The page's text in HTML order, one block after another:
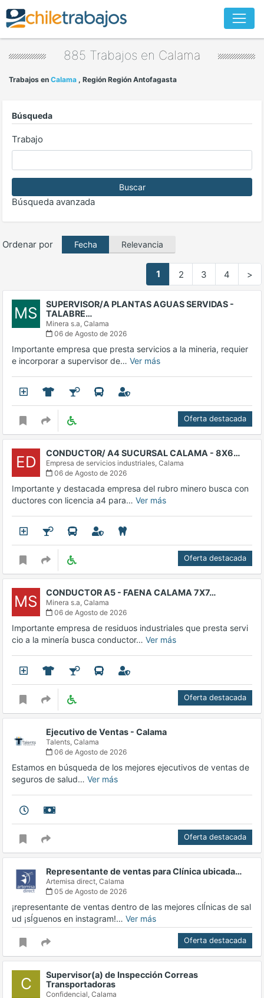
Trabajos en Calama , Región Región Antofagasta
885 Trabajos en Calama
Búsqueda
Trabajo
Buscar
Búsqueda avanzada
Ordenar por Fecha Relevancia
1 2 3 4 >
MS
SUPERVISOR/A PLANTAS AGUAS SERVIDAS -
TALABRE…
Minera s.a, Calama
06 de Agosto de 2026
Importante empresa que presta servicios a la mineria, requier
e incorporar a supervisor de… Ver más
Oferta destacada
ED CONDUCTOR/ A4 SUCURSAL CALAMA - 8X6…
Empresa de servicios industriales, Calama
06 de Agosto de 2026
Importante y destacada empresa del rubro minero busca con
ductores con licencia a4 para… Ver más
Oferta destacada
MS CONDUCTOR A5 - FAENA CALAMA 7X7…
Minera s.a, Calama
06 de Agosto de 2026
Importante empresa de residuos industriales que presta servi
cio a la minería busca conductor… Ver más
Oferta destacada
Ejecutivo de Ventas - Calama
Talents, Calama
06 de Agosto de 2026
Estamos en búsqueda de los mejores ejecutivos de ventas de
seguros de salud… Ver más
Oferta destacada
Representante de ventas para Clínica ubicada…
Artemisa direct, Calama
05 de Agosto de 2026
¡representante de ventas dentro de las mejores clÍnicas de sal
ud ¡sÍguenos en instagram!… Ver más
Oferta destacada
C
Supervisor(a) de Inspección Correas
Transportadoras
Confidencial, Calama